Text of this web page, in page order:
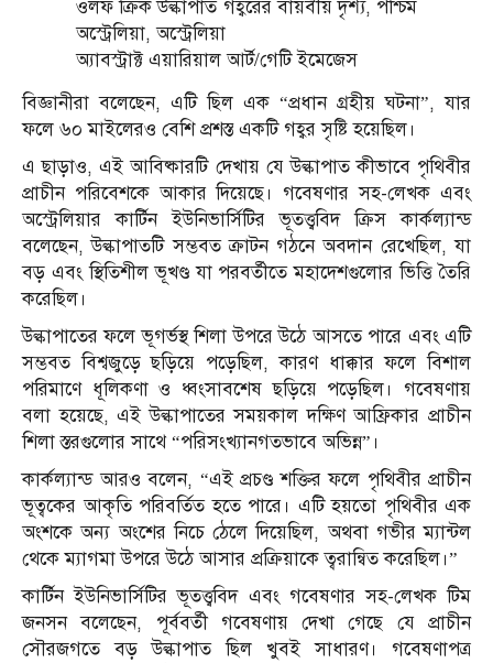
ওলফ ক্রিক উল্কাপাত গহ্বরের বায়বীয় দৃশ্য, পশ্চিম
অস্ট্রেলিয়া, অস্ট্রেলিয়া
অ্যাবস্ট্রাক্ট এয়ারিয়াল আর্ট/গেটি ইমেজেস
বিজ্ঞানীরা বলেছেন, এটি ছিল এক “প্রধান গ্রহীয় ঘটনা”, যার
ফলে ৬০ মাইলেরও বেশি প্রশস্ত একটি গহ্বর সৃষ্টি হয়েছিল।
এ ছাড়াও, এই আবিষ্কারটি দেখায় যে উল্কাপাত কীভাবে পৃথিবীর
প্রাচীন পরিবেশকে আকার দিয়েছে। গবেষণার সহ-লেখক এবং
অস্ট্রেলিয়ার কার্টিন ইউনিভার্সিটির ভূতত্ত্ববিদ ক্রিস কার্কল্যান্ড
বলেছেন, উল্কাপাতটি সম্ভবত ক্রাটন গঠনে অবদান রেখেছিল, যা
বড় এবং স্থিতিশীল ভূখণ্ড যা পরবর্তীতে মহাদেশগুলোর ভিত্তি তৈরি
করেছিল।
উল্কাপাতের ফলে ভূগর্ভস্থ শিলা উপরে উঠে আসতে পারে এবং এটি
সম্ভবত বিশ্বজুড়ে ছড়িয়ে পড়েছিল, কারণ ধাক্কার ফলে বিশাল
পরিমাণে ধূলিকণা ও ধ্বংসাবশেষ ছড়িয়ে পড়েছিল। গবেষণায়
বলা হয়েছে, এই উল্কাপাতের সময়কাল দক্ষিণ আফ্রিকার প্রাচীন
শিলা স্তরগুলোর সাথে “পরিসংখ্যানগতভাবে অভিন্ন”।
কার্কল্যান্ড আরও বলেন, “এই প্রচণ্ড শক্তির ফলে পৃথিবীর প্রাচীন
ভূত্বকের আকৃতি পরিবর্তিত হতে পারে। এটি হয়তো পৃথিবীর এক
অংশকে অন্য অংশের নিচে ঠেলে দিয়েছিল, অথবা গভীর ম্যান্টল
থেকে ম্যাগমা উপরে উঠে আসার প্রক্রিয়াকে ত্বরান্বিত করেছিল।”
কার্টিন ইউনিভার্সিটির ভূতত্ত্ববিদ এবং গবেষণার সহ-লেখক টিম
জনসন বলেছেন, পূর্ববর্তী গবেষণায় দেখা গেছে যে প্রাচীন
সৌরজগতে বড় উল্কাপাত ছিল খুবই সাধারণ। গবেষণাপত্র